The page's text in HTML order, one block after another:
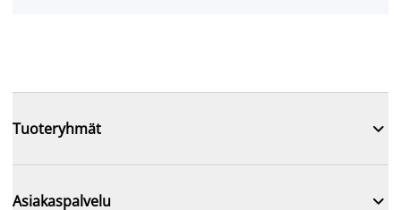
Tuoteryhmät 
Asiakaspalvelu 